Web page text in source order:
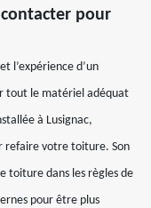
contacter pour
l’expérience d’un
tout le matériel adéquat
à Lusignac,
refaire votre toiture. Son
toiture dans les règles de
pour être plus